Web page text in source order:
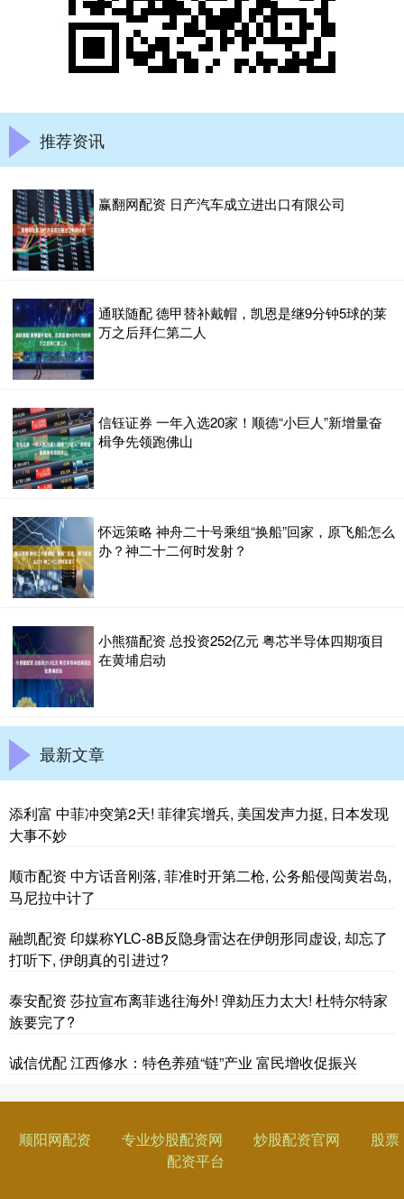
推荐资讯
赢翻网配资 日产汽车成立进出口有限公司
通联随配 德甲替补戴帽，凯恩是继9分钟5球的莱
万之后拜仁第二人
信钰证券 一年入选20家！顺德“小巨人”新增量奋
楫争先领跑佛山
怀远策略 神舟二十号乘组“换船”回家，原飞船怎么
办？神二十二何时发射？
小熊猫配资 总投资252亿元 粤芯半导体四期项目
在黄埔启动
最新文章
添利富 中菲冲突第2天! 菲律宾增兵, 美国发声力挺, 日本发现
大事不妙
顺市配资 中方话音刚落, 菲准时开第二枪, 公务船侵闯黄岩岛,
马尼拉中计了
融凯配资 印媒称YLC-8B反隐身雷达在伊朗形同虚设, 却忘了
打听下, 伊朗真的引进过?
泰安配资 莎拉宣布离菲逃往海外! 弹劾压力太大! 杜特尔特家
族要完了?
诚信优配 江西修水：特色养殖“链”产业 富民增收促振兴
顺阳网配资 专业炒股配资网 炒股配资官网
股票
配资平台